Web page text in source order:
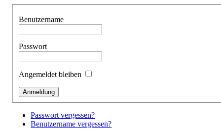
Benutzername
Passwort
Angemeldet bleiben
Passwort vergessen?
Benutzername vergessen?